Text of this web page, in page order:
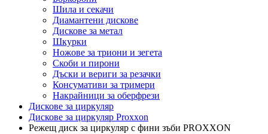
Шила и секачи
Диамантени дискове
Дискове за метал
Шкурки
Ножове за триони и зегета
Скоби и пирони
Дъски и вериги за резачки
Консумативи за тримери
Накрайници за оберфрези
Дискове за циркуляр
Дискове за циркуляр Proxxon
Режещ диск за циркуляр с фини зъби PROXXON